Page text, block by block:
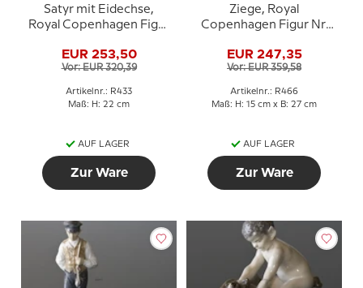
Satyr mit Eidechse,
Royal Copenhagen Figur
EUR 253,50
Vor: EUR 320,39
Artikelnr.: R433
Maß: H: 22 cm
AUF LAGER
Zur Ware
Ziege, Royal
Copenhagen Figur Nr.
EUR 247,35
Vor: EUR 359,58
Artikelnr.: R466
Maß: H: 15 cm x B: 27 cm
AUF LAGER
Zur Ware